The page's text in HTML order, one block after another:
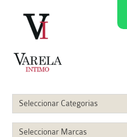
Seleccionar Categorias
Seleccionar Marcas